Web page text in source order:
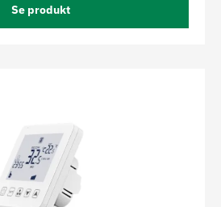
Se produkt